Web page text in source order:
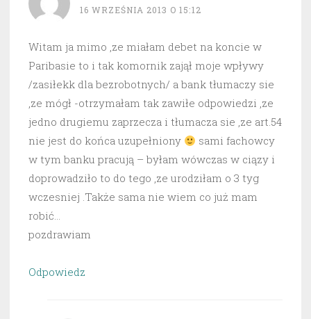
16 WRZEŚNIA 2013 O 15:12
Witam ja mimo ,ze miałam debet na koncie w
Paribasie to i tak komornik zajął moje wpływy
/zasiłekk dla bezrobotnych/ a bank tłumaczy sie
,ze mógł -otrzymałam tak zawiłe odpowiedzi ,ze
jedno drugiemu zaprzecza i tłumacza sie ,ze art.54
nie jest do końca uzupełniony
sami fachowcy
w tym banku pracują – byłam wówczas w ciązy i
doprowadziło to do tego ,ze urodziłam o 3 tyg
wczesniej .Także sama nie wiem co już mam
robić…
pozdrawiam
Odpowiedz